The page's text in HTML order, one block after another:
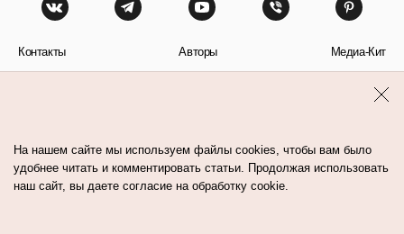
Контакты Авторы Медиа-Кит
На нашем сайте мы используем файлы cookies, чтобы вам было
удобнее читать и комментировать статьи. Продолжая использовать
наш сайт, вы даете согласие на обработку cookie.